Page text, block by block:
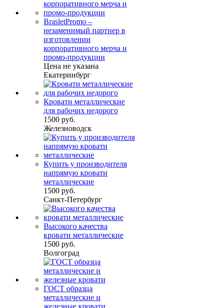
BrasletPromo –
незаменимый партнер в
изготовлении
корпоративного мерча и
промо-продукции
Цена не указана
Екатеринбург
Кровати металлические
для рабочих недорого
1500 руб.
Железноводск
Купить у производителя
напрямую кровати
металлические
1500 руб.
Санкт-Петербург
Высокого качества
кровати металлические
1500 руб.
Волгоград
ГОСТ образца
металлические и
железные кровати